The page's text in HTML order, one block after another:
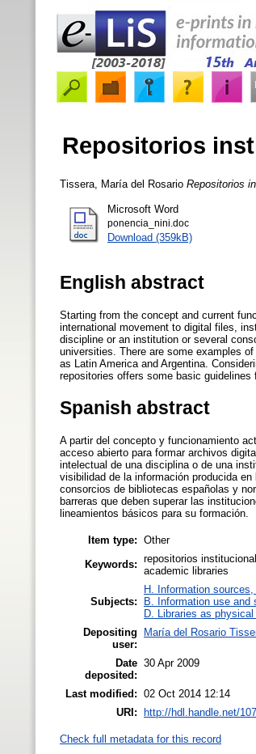
Repositorios
Tissera, María del Rosario Repositorios
Microsoft Word
ponencia_nini.doc
Download (359kB)
English abstract
Starting from the concept and current
international movement to digital files,
discipline or an institution or several
universities. There are some examples
as Latin America and Argentina.
repositories offers some basic guidelines
Spanish abstract
A partir del concepto y funcionamiento
acceso abierto para formar archivos
intelectual de una disciplina o de una
visibilidad de la información producida
consorcios de bibliotecas españolas y
barreras que deben superar las
lineamientos básicos para su formación.
Item type: Other
Keywords: repositorios
academic libraries
Subjects:
H. Information
B. Information use and
D. Libraries as physical
Depositing
user:
María del Rosario
Date
deposited:
30 Apr 2009
Last modified: 02 Oct 2014 12:14
URI:
http://hdl.handle.net/
Check full metadata for this record